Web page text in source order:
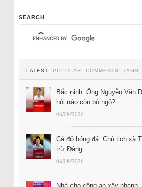
SEARCH
LATEST POPULAR COMMENTS TAGS
Bắc ninh: Ông Nguyễn Văn
hỏi nào còn bỏ ngỏ?
08/08/2026
Cá độ bóng đá: Chủ tịch xã
trừ Đảng
08/08/2026